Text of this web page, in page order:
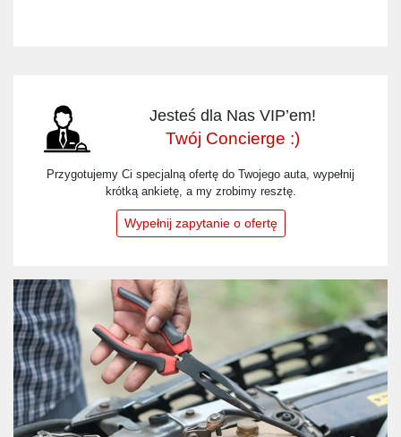
Jesteś dla Nas VIP’em!
Twój Concierge :)
Przygotujemy Ci specjalną ofertę do Twojego auta, wypełnij
krótką ankietę, a my zrobimy resztę.
Wypełnij zapytanie o ofertę